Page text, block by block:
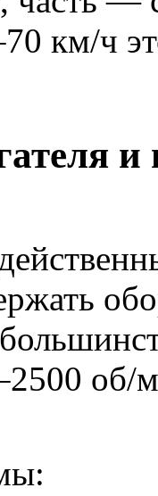
км/ч
об/